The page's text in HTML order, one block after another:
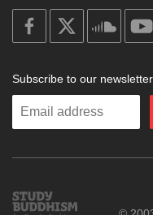
on
facebook
Subscribe to our newsletter
Enter
Study